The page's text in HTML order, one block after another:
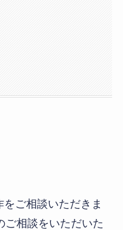
ご相談いただきま
ご相談をいただいた